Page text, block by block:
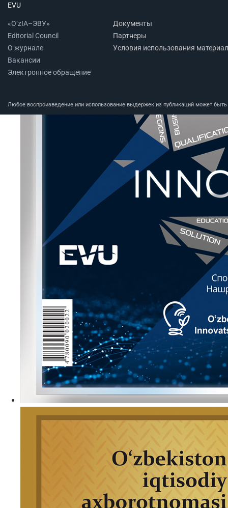
EVU
«O‘zIA–ЭВУ»
Editorial Council
О журнале
Вакансии
Электронное обращение
Документы
Партнеры
Условия использования
Любое воспроизведение или использование выдержек из публикаций может